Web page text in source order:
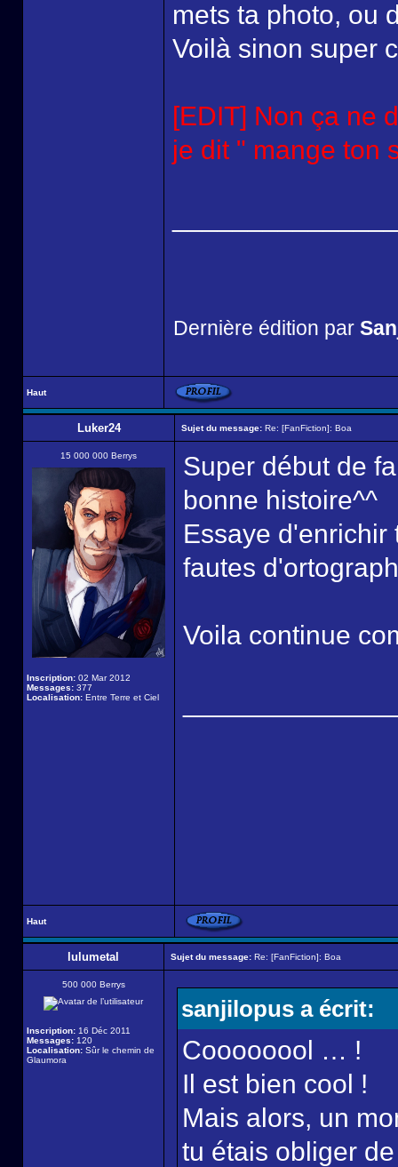
mets ta photo, ou
Voilà sinon super
[EDIT] Non ça ne
je dit " mange ton
Dernière édition par
Haut
Luker24 Sujet du message: Re: [FanFiction]: Boa
15 000 000 Berrys
Inscription: 02 Mar 2012
Messages: 377
Localisation: Entre Terre et Ciel
Super début de
bonne histoire^^
Essaye
fautes
Voila continue
Haut
lulumetal Sujet du message: Re: [FanFiction]: Boa
500 000 Berrys
Inscription: 16 Déc 2011
Messages: 120
Localisation: Sûr le chemin de
Glaumora
sanjilopus a écrit:
Coooooool … !
Il est bien cool !
Mais alors, un
tu étais obliger